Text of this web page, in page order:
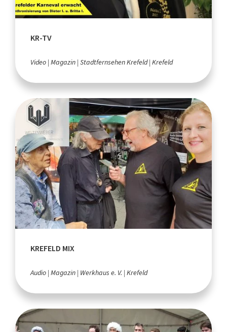
KR-TV
Video Magazin Stadtfernsehen Krefeld Krefeld
KREFELD MIX
Audio Magazin Werkhaus e. V. Krefeld